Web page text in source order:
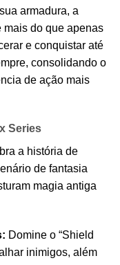
armadura, a
mais do que apenas
e conquistar até
consolidando o
de ação mais
Series
a história de
de fantasia
magia antiga
Domine o “Shield
inimigos, além